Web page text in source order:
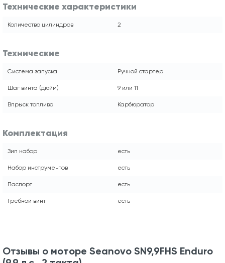
Технические характеристики
Количество цилиндров 2
Технические
Система запуска Ручной стартер
Шаг винта (дюйм) 9 или 11
Впрыск топлива Карбюратор
Комплектация
Зип набор есть
Набор инструментов есть
Паспорт есть
Гребной винт есть
Отзывы о моторе Seanovo SN9,9FHS Enduro